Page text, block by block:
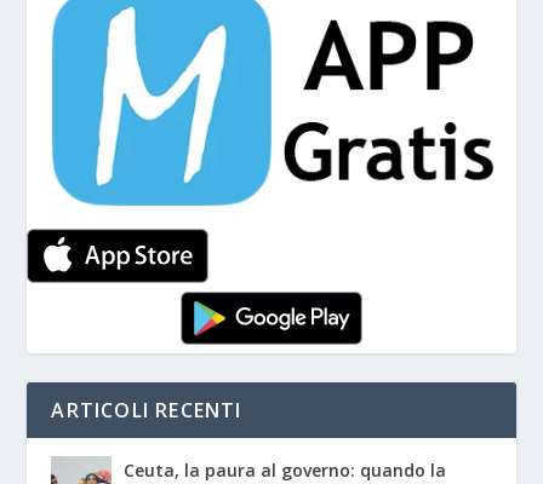
ARTICOLI RECENTI
Ceuta, la paura al governo: quando la